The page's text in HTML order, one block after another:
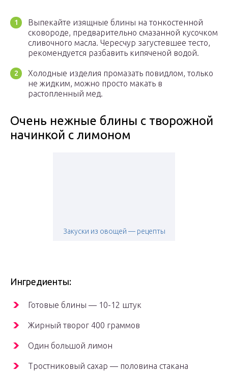
Выпекайте изящные блины на тонкостенной
сковороде, предварительно смазанной кусочком
сливочного масла. Чересчур загустевшее тесто,
рекомендуется разбавить кипяченой водой.
Холодные изделия промазать повидлом, только
не жидким, можно просто макать в
растопленный мед.
Очень нежные блины с творожной
начинкой с лимоном
Закуски из овощей — рецепты
Ингредиенты:
Готовые блины — 10-12 штук
Жирный творог 400 граммов
Один большой лимон
Тростниковый сахар — половина стакана